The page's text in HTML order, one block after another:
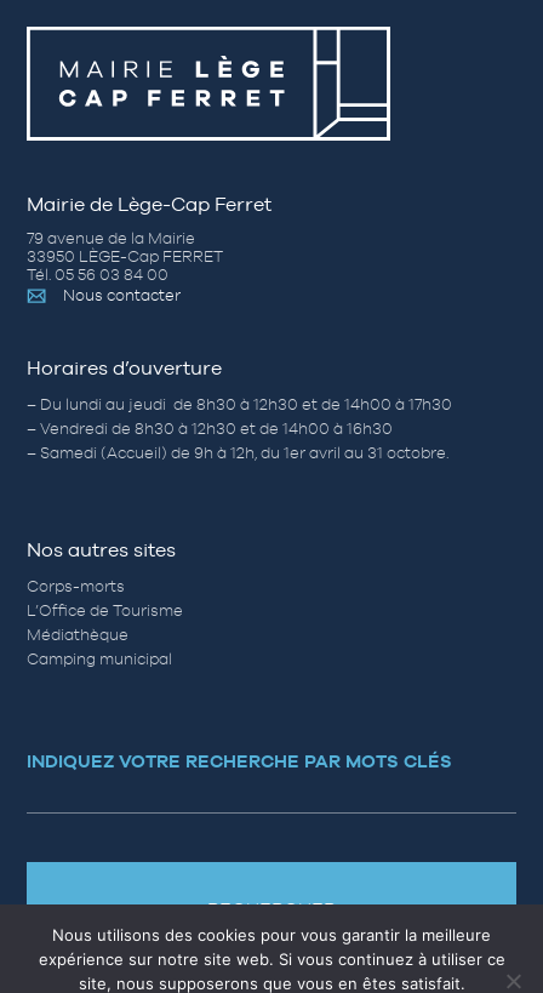
Mairie de Lège-Cap Ferret
79 avenue de la Mairie
33950 LÈGE-Cap FERRET
Tél. 05 56 03 84 00
Nous contacter
Horaires d’ouverture
– Du lundi au jeudi de 8h30 à 12h30 et de 14h00 à 17h30
– Vendredi de 8h30 à 12h30 et de 14h00 à 16h30
– Samedi (Accueil) de 9h à 12h, du 1er avril au 31 octobre.
Nos autres sites
Corps-morts
L’Office de Tourisme
Médiathèque
Camping municipal
INDIQUEZ VOTRE RECHERCHE PAR MOTS CLÉS
RECHERCHER
Nous utilisons des cookies pour vous garantir la meilleure
expérience sur notre site web. Si vous continuez à utiliser ce
site, nous supposerons que vous en êtes satisfait.